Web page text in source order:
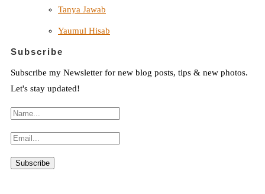
Tanya Jawab
Yaumul Hisab
Subscribe
Subscribe my Newsletter for new blog posts, tips & new photos.
Let's stay updated!